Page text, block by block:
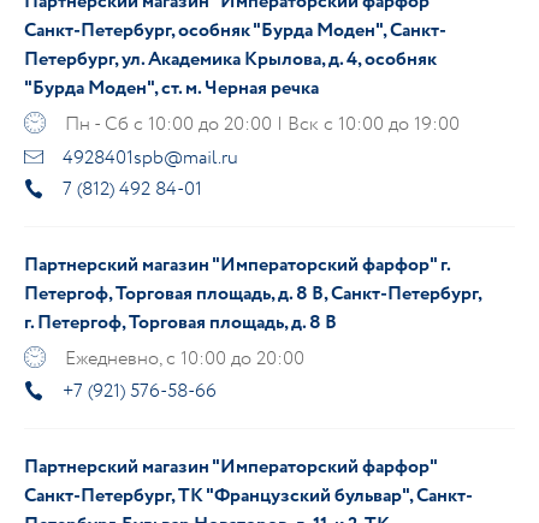
Санкт-Петербург, особняк "Бурда Моден", Санкт-
Петербург, ул. Академика Крылова, д. 4, особняк
"Бурда Моден", ст. м. Черная речка
Пн - Сб с 10:00 до 20:00 | Вск с 10:00 до 19:00
4928401spb@mail.ru
7 (812) 492 84-01
Партнерский магазин "Императорский фарфор" г.
Петергоф, Торговая площадь, д. 8 В, Санкт-Петербург,
г. Петергоф, Торговая площадь, д. 8 В
Ежедневно, с 10:00 до 20:00
+7 (921) 576-58-66
Партнерский магазин "Императорский фарфор"
Санкт-Петербург, ТК "Французский бульвар", Санкт-